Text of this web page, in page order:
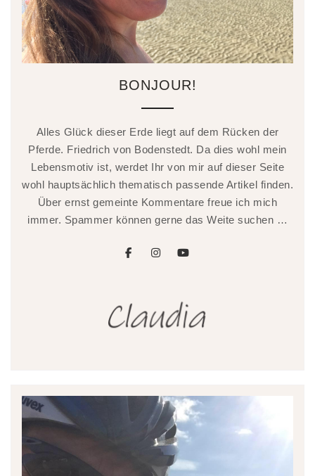
BONJOUR!
Alles Glück dieser Erde liegt auf dem Rücken der
Pferde. Friedrich von Bodenstedt. Da dies wohl mein
Lebensmotiv ist, werdet Ihr von mir auf dieser Seite
wohl hauptsächlich thematisch passende Artikel finden.
Über ernst gemeinte Kommentare freue ich mich
immer. Spammer können gerne das Weite suchen …